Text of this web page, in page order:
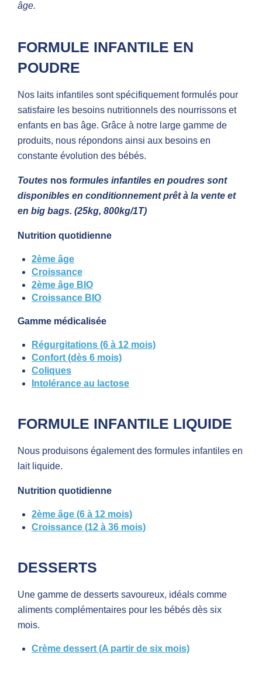
âge.
FORMULE INFANTILE EN
POUDRE
Nos laits infantiles sont spécifiquement formulés pour
satisfaire les besoins nutritionnels des nourrissons et
enfants en bas âge. Grâce à notre large gamme de
produits, nous répondons ainsi aux besoins en
constante évolution des bébés.
Toutes nos formules infantiles en poudres sont
disponibles en conditionnement prêt à la vente et
en big bags. (25kg, 800kg/1T)
Nutrition quotidienne
2ème âge
Croissance
2ème âge BIO
Croissance BIO
Gamme médicalisée
Régurgitations (6 à 12 mois)
Confort (dès 6 mois)
Coliques
Intolérance au lactose
FORMULE INFANTILE LIQUIDE
Nous produisons également des formules infantiles en
lait liquide.
Nutrition quotidienne
2ème âge (6 à 12 mois)
Croissance (12 à 36 mois)
DESSERTS
Une gamme de desserts savoureux, idéals comme
aliments complémentaires pour les bébés dès six
mois.
Crème dessert (A partir de six mois)